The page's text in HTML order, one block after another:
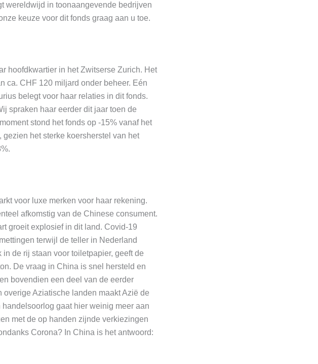
wereldwijd in toonaangevende bedrijven
keuze voor dit fonds graag aan u toe.
hoofdkwartier in het Zwitserse Zurich. Het
ca. CHF 120 miljard onder beheer. Eén
belegt voor haar relaties in dit fonds.
spraken haar eerder dit jaar toen de
stond het fonds op -15% vanaf het
het sterke koersherstel van het
voor luxe merken voor haar rekening.
afkomstig van de Chinese consument.
groeit explosief in dit land. Covid-19
terwijl de teller in Nederland
de rij staan voor toiletpapier, geeft de
De vraag in China is snel hersteld en
bovendien een deel van de eerder
Aziatische landen maakt Azië de
gaat hier weinig meer aan
met de op handen zijnde verkiezingen
Corona? In China is het antwoord: